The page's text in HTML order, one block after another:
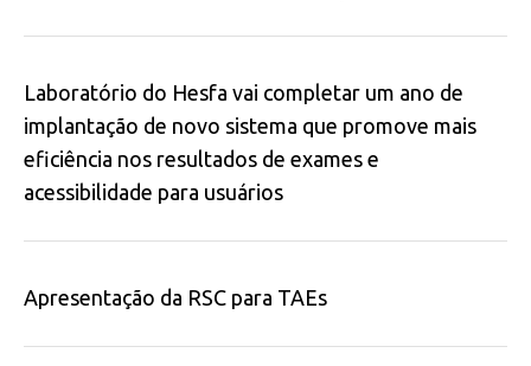
Laboratório do Hesfa vai completar um ano de
implantação de novo sistema que promove mais
eficiência nos resultados de exames e
acessibilidade para usuários
Apresentação da RSC para TAEs